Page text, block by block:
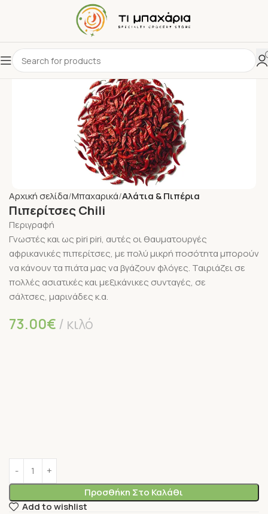
Αρχική σελίδα Μπαχαρικά Αλάτια & Πιπέρια
Πιπερίτσες Chili
Περιγραφή
Γνωστές και ως piri piri, αυτές οι θαυματουργές
αφρικανικές πιπερίτσες, με πολύ μικρή ποσότητα μπορούν
να κάνουν τα πιάτα μας να βγάζουν φλόγες. Ταιριάζει σε
πολλές ασιατικές και μεξικάνικες συνταγές, σε
σάλτσες, μαρινάδες κ.α.
73.00€ κιλό
Προσθήκη Στο Καλάθι
Add to wishlist